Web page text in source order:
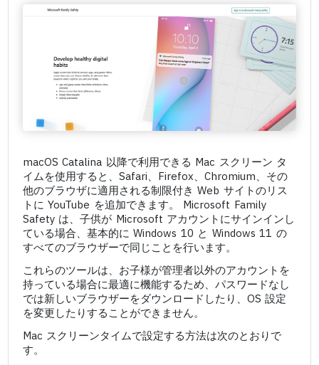
macOS Catalina 以降で利用できる Mac スクリーン タ
イムを使用すると、Safari、Firefox、Chromium、その
他のブラウザに適用される制限付き Web サイトのリス
トに YouTube を追加できます。 Microsoft Family
Safety は、子供が Microsoft アカウントにサインインし
ている場合、基本的に Windows 10 と Windows 11 の
すべてのブラウザーで同じことを行います。
これらのツールは、お子様が管理者以外のアカウントを
持っている場合に最適に機能するため、パスワードなし
では新しいブラウザーをダウンロードしたり、OS 設定
を変更したりすることができません。
Mac スクリーンタイムで設定する方法は次のとおりで
す。